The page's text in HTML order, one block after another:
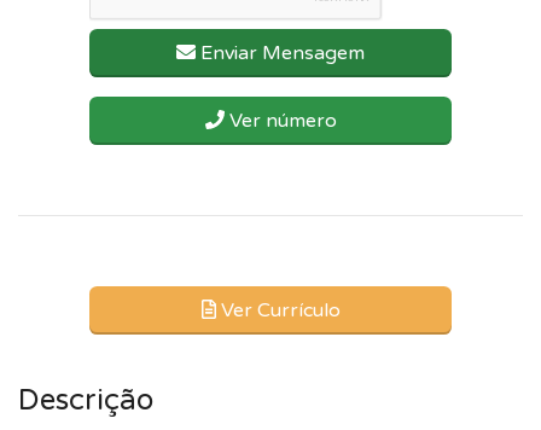
Enviar Mensagem
Ver número
Ver Currículo
Descrição